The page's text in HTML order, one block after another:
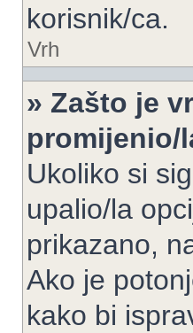
korisnik/ca.
Vrh
» Zašto je
promijenio/
Ukoliko si
upalio/la
prikazano,
Ako je
kako bi